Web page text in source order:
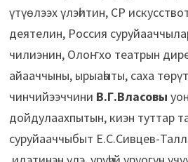
үтүөлээх үлэһитин, СР
деятелин, Россия
чилиэнин, Олоҥхо театрын
айааччыны, ырыаһыты, саха
чинчийээччини В.Г.Власовы
дойдулаахпытын, киэн туттар
суруйааччыбыт Е.С.Сивцев-